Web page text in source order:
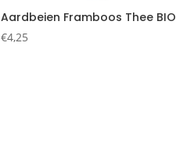
Aardbeien Framboos Thee BIO
€4,25